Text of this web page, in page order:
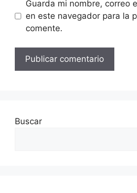
Guarda mi nombre, correo
en este navegador para la
comente.
Buscar